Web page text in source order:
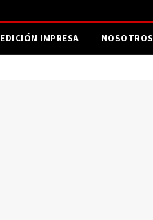
EDICIÓN IMPRESA NOSOTROS